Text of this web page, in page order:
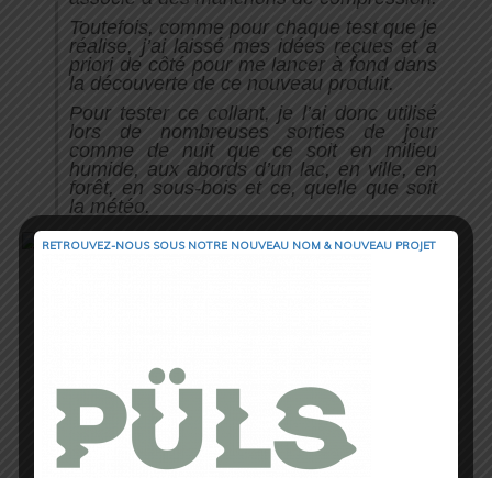
Toutefois, comme pour chaque test que je
réalise, j’ai laissé mes idées reçues et a
priori de côté pour me lancer à fond dans
la découverte de ce nouveau produit.
Pour tester ce collant, je l’ai donc utilisé
lors de nombreuses sorties de jour
comme de nuit que ce soit en milieu
humide, aux abords d’un lac, en ville, en
forêt, en sous-bois et ce, quelle que soit
la météo.
Lemaintiende ce dernier m’a vraiment
impressionné, je trouve qu’il est très facile
à enfiler et qu’il est
super agréable
porter malgré le côté un peu
compressif
qui pourrait peut-être gêner certains
RETROUVEZ-NOUS SOUS NOTRE NOUVEAU NOM & NOUVEAU PROJET